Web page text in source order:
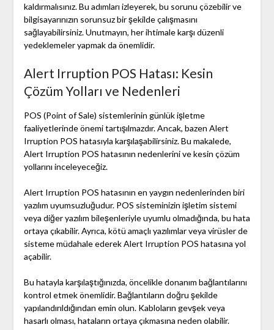
kaldırmalısınız. Bu adımları izleyerek, bu sorunu çözebilir ve
bilgisayarınızın sorunsuz bir şekilde çalışmasını
sağlayabilirsiniz. Unutmayın, her ihtimale karşı düzenli
yedeklemeler yapmak da önemlidir.
Alert Irruption POS Hatası: Kesin
Çözüm Yolları ve Nedenleri
POS (Point of Sale) sistemlerinin günlük işletme
faaliyetlerinde önemi tartışılmazdır. Ancak, bazen Alert
Irruption POS hatasıyla karşılaşabilirsiniz. Bu makalede,
Alert Irruption POS hatasının nedenlerini ve kesin çözüm
yollarını inceleyeceğiz.
Alert Irruption POS hatasının en yaygın nedenlerinden biri
yazılım uyumsuzluğudur. POS sisteminizin işletim sistemi
veya diğer yazılım bileşenleriyle uyumlu olmadığında, bu hata
ortaya çıkabilir. Ayrıca, kötü amaçlı yazılımlar veya virüsler de
sisteme müdahale ederek Alert Irruption POS hatasına yol
açabilir.
Bu hatayla karşılaştığınızda, öncelikle donanım bağlantılarını
kontrol etmek önemlidir. Bağlantıların doğru şekilde
yapılandırıldığından emin olun. Kabloların gevşek veya
hasarlı olması, hataların ortaya çıkmasına neden olabilir.